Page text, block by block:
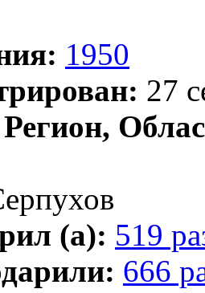
1950
27
(а): 519
666